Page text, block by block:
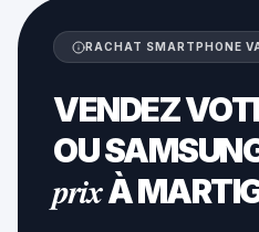
RACHAT SMARTPHONE
VENDEZ
OU
prixÀ